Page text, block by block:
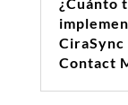
Contact